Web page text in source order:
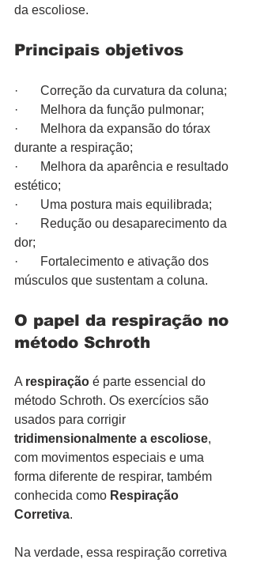
da escoliose.
Principais objetivos
·       Correção da curvatura da coluna;
·       Melhora da função pulmonar;
·       Melhora da expansão do tórax
durante a respiração;
·       Melhora da aparência e resultado
estético;
·       Uma postura mais equilibrada;
·       Redução ou desaparecimento da
dor;
·       Fortalecimento e ativação dos
músculos que sustentam a coluna.
O papel da respiração no
método Schroth
A respiração é parte essencial do
método Schroth. Os exercícios são
usados para corrigir
tridimensionalmente a escoliose,
com movimentos especiais e uma
forma diferente de respirar, também
conhecida como Respiração
Corretiva.
Na verdade, essa respiração corretiva